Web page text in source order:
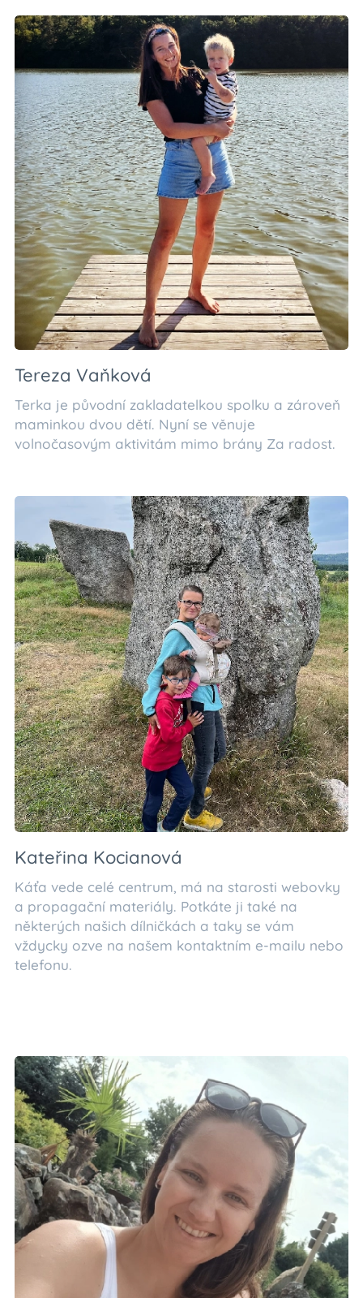
Tereza Vaňková
Terka je původní zakladatelkou spolku a zároveň
maminkou dvou dětí. Nyní se věnuje
volnočasovým aktivitám mimo brány Za radost.
Kateřina Kocianová
Káťa vede celé centrum, má na starosti webovky
a propagační materiály. Potkáte ji také na
některých našich dílničkách a taky se vám
vždycky ozve na našem kontaktním e-mailu nebo
telefonu.